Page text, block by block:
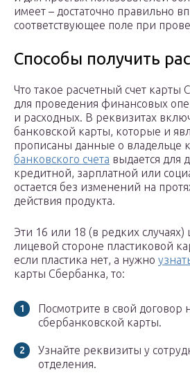
имеет – достаточно правильно
соответствующее поле при
Способы получить
Что такое расчетный счет карты
для проведения финансовых
и расходных. В реквизитах
банковской карты, которые и
прописаны данные о владельце
банковского счета выдается для
кредитной, зарплатной или
остается без изменений на
действия продукта.
Эти 16 или 18 (в редких случаях)
лицевой стороне пластиковой
если пластика нет, а нужно
карты Сбербанка, то:
Посмотрите в свой договор
сбербанковской карты.
Узнайте реквизиты у
отделения.